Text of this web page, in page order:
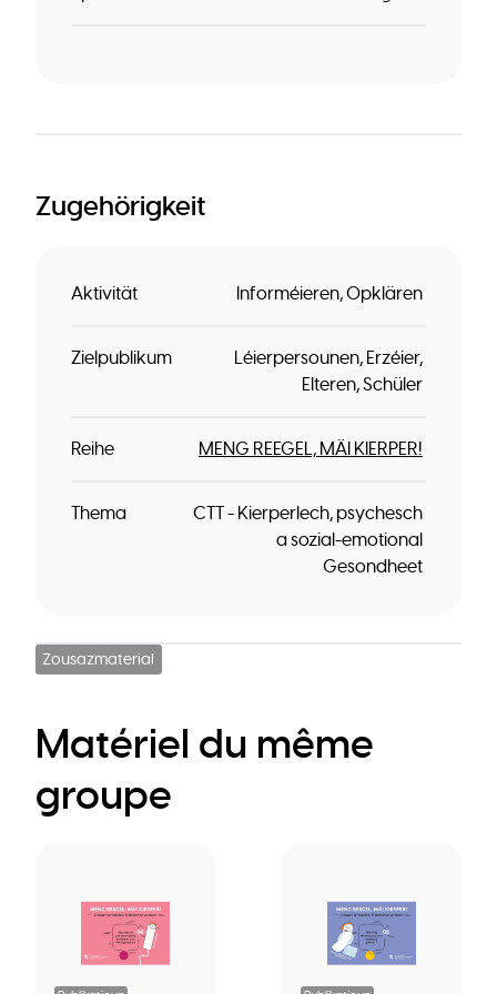
Zugehörigkeit
Aktivität Informéieren Opklären
Zielpublikum Léierpersounen Erzéier
Elteren Schüler
Reihe MENG REEGEL, MÄI KIERPER!
Thema
CTT - Kierperlech, psychesch
a sozial-emotional
Gesondheet
Zousazmaterial
Matériel du même
groupe